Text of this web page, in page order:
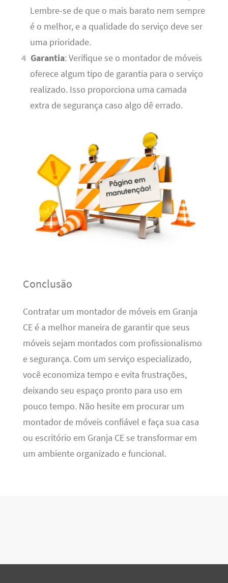
Lembre-se de que o mais barato nem sempre
é o melhor, e a qualidade do serviço deve ser
uma prioridade.
Garantia: Verifique se o montador de móveis
oferece algum tipo de garantia para o serviço
realizado. Isso proporciona uma camada
extra de segurança caso algo dê errado.
Conclusão
Contratar um montador de móveis em Granja
CE é a melhor maneira de garantir que seus
móveis sejam montados com profissionalismo
e segurança. Com um serviço especializado,
você economiza tempo e evita frustrações,
deixando seu espaço pronto para uso em
pouco tempo. Não hesite em procurar um
montador de móveis confiável e faça sua casa
ou escritório em Granja CE se transformar em
um ambiente organizado e funcional.